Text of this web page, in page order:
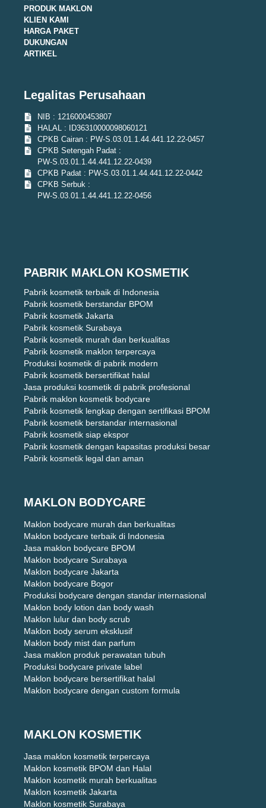
PRODUK MAKLON
KLIEN KAMI
HARGA PAKET
DUKUNGAN
ARTIKEL
Legalitas Perusahaan
NIB : 1216000453807
HALAL : ID36310000098060121
CPKB Cairan : PW-S.03.01.1.44.441.12.22-0457
CPKB Setengah Padat :
PW-S.03.01.1.44.441.12.22-0439
CPKB Padat : PW-S.03.01.1.44.441.12.22-0442
CPKB Serbuk :
PW-S.03.01.1.44.441.12.22-0456
PABRIK MAKLON KOSMETIK
Pabrik kosmetik terbaik di Indonesia
Pabrik kosmetik berstandar BPOM
Pabrik kosmetik Jakarta
Pabrik kosmetik Surabaya
Pabrik kosmetik murah dan berkualitas
Pabrik kosmetik maklon terpercaya
Produksi kosmetik di pabrik modern
Pabrik kosmetik bersertifikat halal
Jasa produksi kosmetik di pabrik profesional
Pabrik maklon kosmetik bodycare
Pabrik kosmetik lengkap dengan sertifikasi BPOM
Pabrik kosmetik berstandar internasional
Pabrik kosmetik siap ekspor
Pabrik kosmetik dengan kapasitas produksi besar
Pabrik kosmetik legal dan aman
MAKLON BODYCARE
Maklon bodycare murah dan berkualitas
Maklon bodycare terbaik di Indonesia
Jasa maklon bodycare BPOM
Maklon bodycare Surabaya
Maklon bodycare Jakarta
Maklon bodycare Bogor
Produksi bodycare dengan standar internasional
Maklon body lotion dan body wash
Maklon lulur dan body scrub
Maklon body serum eksklusif
Maklon body mist dan parfum
Jasa maklon produk perawatan tubuh
Produksi bodycare private label
Maklon bodycare bersertifikat halal
Maklon bodycare dengan custom formula
MAKLON KOSMETIK
Jasa maklon kosmetik terpercaya
Maklon kosmetik BPOM dan Halal
Maklon kosmetik murah berkualitas
Maklon kosmetik Jakarta
Maklon kosmetik Surabaya